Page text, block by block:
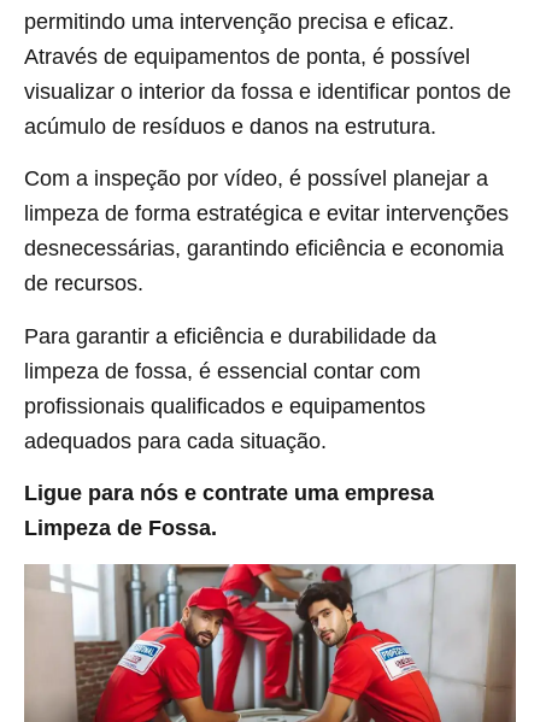
permitindo uma intervenção precisa e eficaz.
Através de equipamentos de ponta, é possível
visualizar o interior da fossa e identificar pontos de
acúmulo de resíduos e danos na estrutura.
Com a inspeção por vídeo, é possível planejar a
limpeza de forma estratégica e evitar intervenções
desnecessárias, garantindo eficiência e economia
de recursos.
Para garantir a eficiência e durabilidade da
limpeza de fossa, é essencial contar com
profissionais qualificados e equipamentos
adequados para cada situação.
Ligue para nós e contrate uma empresa
Limpeza de Fossa.